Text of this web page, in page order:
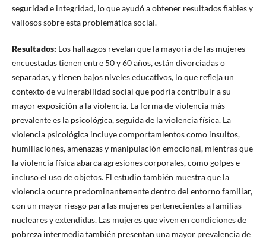
seguridad e integridad, lo que ayudó a obtener resultados fiables y
valiosos sobre esta problemática social.
Resultados: Los hallazgos revelan que la mayoría de las mujeres
encuestadas tienen entre 50 y 60 años, están divorciadas o
separadas, y tienen bajos niveles educativos, lo que refleja un
contexto de vulnerabilidad social que podría contribuir a su
mayor exposición a la violencia. La forma de violencia más
prevalente es la psicológica, seguida de la violencia física. La
violencia psicológica incluye comportamientos como insultos,
humillaciones, amenazas y manipulación emocional, mientras que
la violencia física abarca agresiones corporales, como golpes e
incluso el uso de objetos. El estudio también muestra que la
violencia ocurre predominantemente dentro del entorno familiar,
con un mayor riesgo para las mujeres pertenecientes a familias
nucleares y extendidas. Las mujeres que viven en condiciones de
pobreza intermedia también presentan una mayor prevalencia de